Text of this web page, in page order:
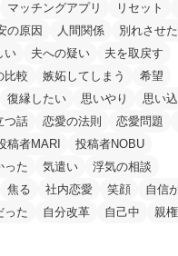
マッチングアプリ リセット
の原因 人間関係
別れさせ
い
夫への疑い
夫を取戻す
比較
嫉妬してしまう
希望
復縁したい 思いやり
思い
つ話
恋愛の法則 恋愛問題
稿者MARI
投稿者NOBU
った
気遣い
浮気の相談
焦る 社内恋愛 笑顔
自信
った
自分改革 自己中
親権